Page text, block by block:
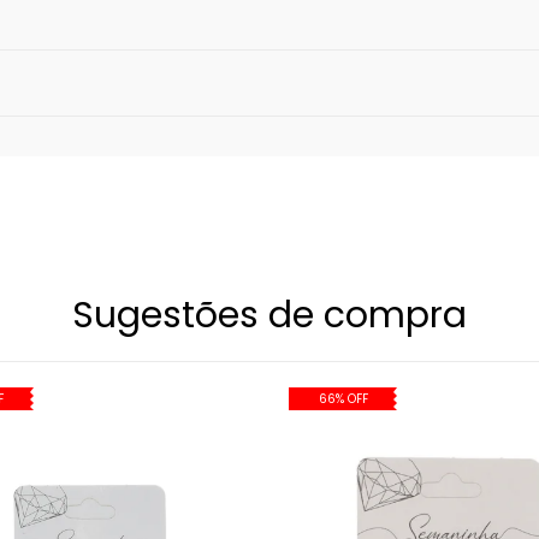
(sabonetes, cremes, shampoos, detergentes,
acidental ou proposital.
banho de metais nobres, que além da qualidade
ouro ou ródio.
Sugestões de compra
66% OFF